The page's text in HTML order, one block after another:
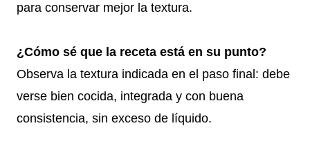
para conservar mejor la textura.
¿Cómo sé que la receta está en su punto?
Observa la textura indicada en el paso final: debe
verse bien cocida, integrada y con buena
consistencia, sin exceso de líquido.